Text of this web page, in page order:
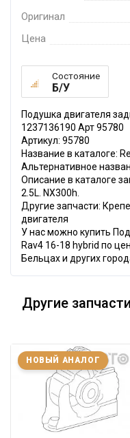
Оригинал
Цена
Состояние
Б/У
Подушка двигателя
1237136190 Арт 95780
Артикул: 95780
Название в каталоге:
Альтернативное
Описание в каталоге
2.5L. NX300h.
Другие запчасти:
двигателя
У нас можно купить
Rav4 16-18 hybrid по
Бельцах и других
Другие
НОВЫЙ АНАЛОГ